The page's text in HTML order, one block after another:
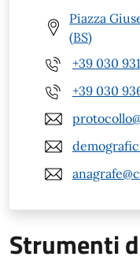
Piazza
(BS)
+39 030
+39 030
Strumenti